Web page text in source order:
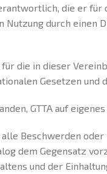
die er
durch einen
für die in dieser
Gesetzen und
GTTA auf
Beschwerden
dem Gegensatz
und der